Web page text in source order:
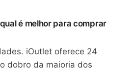
é melhor para comprar
iOutlet oferece 24
dobro da maioria dos